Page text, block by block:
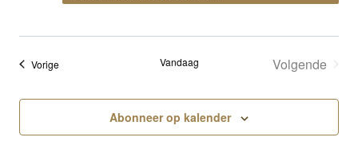
VorigeEvenementen Vandaag
Volgende
Abonneer op kalender